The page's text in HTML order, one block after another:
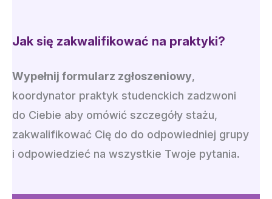
Jak się zakwalifikować na praktyki?
Wypełnij formularz zgłoszeniowy,
koordynator praktyk studenckich zadzwoni
do Ciebie aby omówić szczegóły stażu,
zakwalifikować Cię do do odpowiedniej grupy
i odpowiedzieć na wszystkie Twoje pytania.